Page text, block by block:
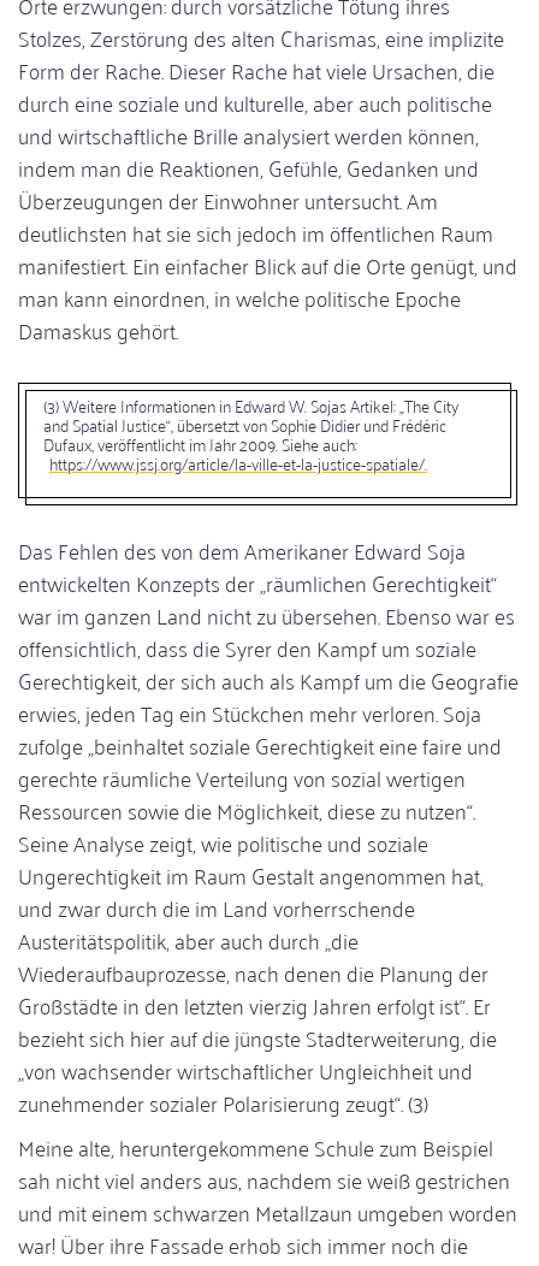
Stolzes, Zerstörung des alten Charismas, eine implizite
Form der Rache. Dieser Rache hat viele Ursachen, die
durch eine soziale und kulturelle, aber auch politische
und wirtschaftliche Brille analysiert werden können,
indem man die Reaktionen, Gefühle, Gedanken und
Überzeugungen der Einwohner untersucht. Am
deutlichsten hat sie sich jedoch im öffentlichen Raum
manifestiert. Ein einfacher Blick auf die Orte genügt, und
man kann einordnen, in welche politische Epoche
Damaskus gehört.
(3) Weitere Informationen in Edward W. Sojas Artikel: „The City
and Spatial Justice“, übersetzt von Sophie Didier und Frédéric
Dufaux, veröffentlicht im Jahr 2009. Siehe auch:
https://www.jssj.org/article/la-ville-et-la-justice-spatiale/.
Das Fehlen des von dem Amerikaner Edward Soja
entwickelten Konzepts der „räumlichen Gerechtigkeit“
war im ganzen Land nicht zu übersehen. Ebenso war es
offensichtlich, dass die Syrer den Kampf um soziale
Gerechtigkeit, der sich auch als Kampf um die Geografie
erwies, jeden Tag ein Stückchen mehr verloren. Soja
zufolge „beinhaltet soziale Gerechtigkeit eine faire und
gerechte räumliche Verteilung von sozial wertigen
Ressourcen sowie die Möglichkeit, diese zu nutzen“.
Seine Analyse zeigt, wie politische und soziale
Ungerechtigkeit im Raum Gestalt angenommen hat,
und zwar durch die im Land vorherrschende
Austeritätspolitik, aber auch durch „die
Wiederaufbauprozesse, nach denen die Planung der
Großstädte in den letzten vierzig Jahren erfolgt ist“. Er
bezieht sich hier auf die jüngste Stadterweiterung, die
„von wachsender wirtschaftlicher Ungleichheit und
zunehmender sozialer Polarisierung zeugt“. (3)
Meine alte, heruntergekommene Schule zum Beispiel
sah nicht viel anders aus, nachdem sie weiß gestrichen
und mit einem schwarzen Metallzaun umgeben worden
war! Über ihre Fassade erhob sich immer noch die